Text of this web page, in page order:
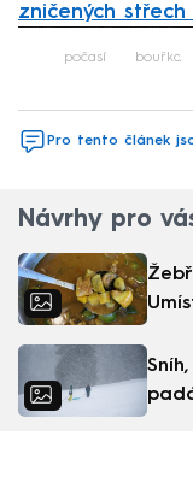
zničených
počasí bouřka
Pro tento článek
Návrhy pro